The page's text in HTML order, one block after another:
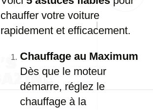
chauffer votre voiture
rapidement et efficacement.
Chauffage au Maximum
Dès que le moteur
démarre, réglez le
chauffage à la